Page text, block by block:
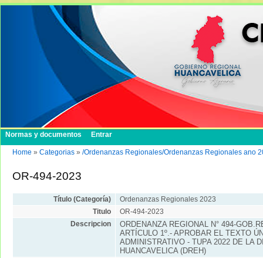
Normas y documentos Entrar
Home » Categorias » /Ordenanzas Regionales/Ordenanzas Regionales ano
OR-494-2023
Título (Categoría)
Ordenanzas Regionales 2023
Titulo
OR-494-2023
Descripcion
ORDENANZA REGIONAL N° 494-
ARTÍCULO 1º.- APROBAR EL TEXTO
ADMINISTRATIVO - TUPA 2022 DE LA
HUANCAVELICA (DREH)